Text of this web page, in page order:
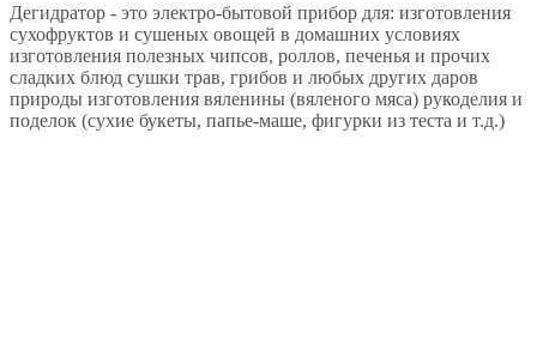
Дегидратор - это электро-бытовой прибор для: изготовления
сухофруктов и сушеных овощей в домашних условиях
изготовления полезных чипсов, роллов, печенья и прочих
сладких блюд сушки трав, грибов и любых других даров
природы изготовления вяленины (вяленого мяса) рукоделия и
поделок (сухие букеты, папье-маше, фигурки из теста и т.д.)